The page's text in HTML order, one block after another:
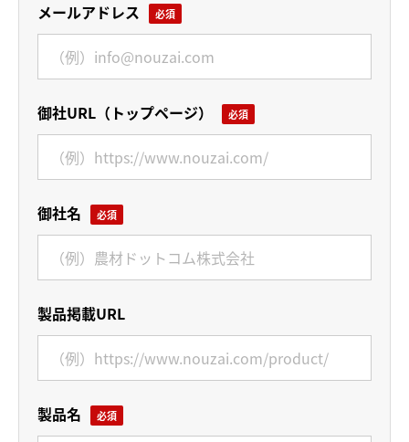
メールアドレス
御社URL（トップページ）
御社名
製品掲載URL
製品名